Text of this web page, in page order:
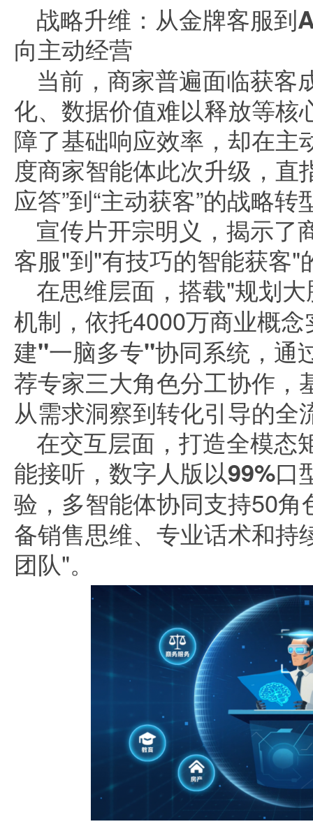
战略升维：从金牌客服到
向主动经营
当前，商家普遍面临获客
化、数据价值难以释放等核
障了基础响应效率，却在主
度商家智能体此次升级，直
应答”到“主动获客”的战略转
宣传片开宗明义，揭示了
客服"到"有技巧的智能获客"
在思维层面，搭载"规划
机制 ，依托4000万商业概
建"一脑多专"协同系统 ，
荐专家三大角色分工协作，
从需求洞察到转化引导的全
在交互层面，打造全模态
能接听，数字人版以99%口
验 ，多智能体协同支持50
备销售思维、专业话术和持
团队"。